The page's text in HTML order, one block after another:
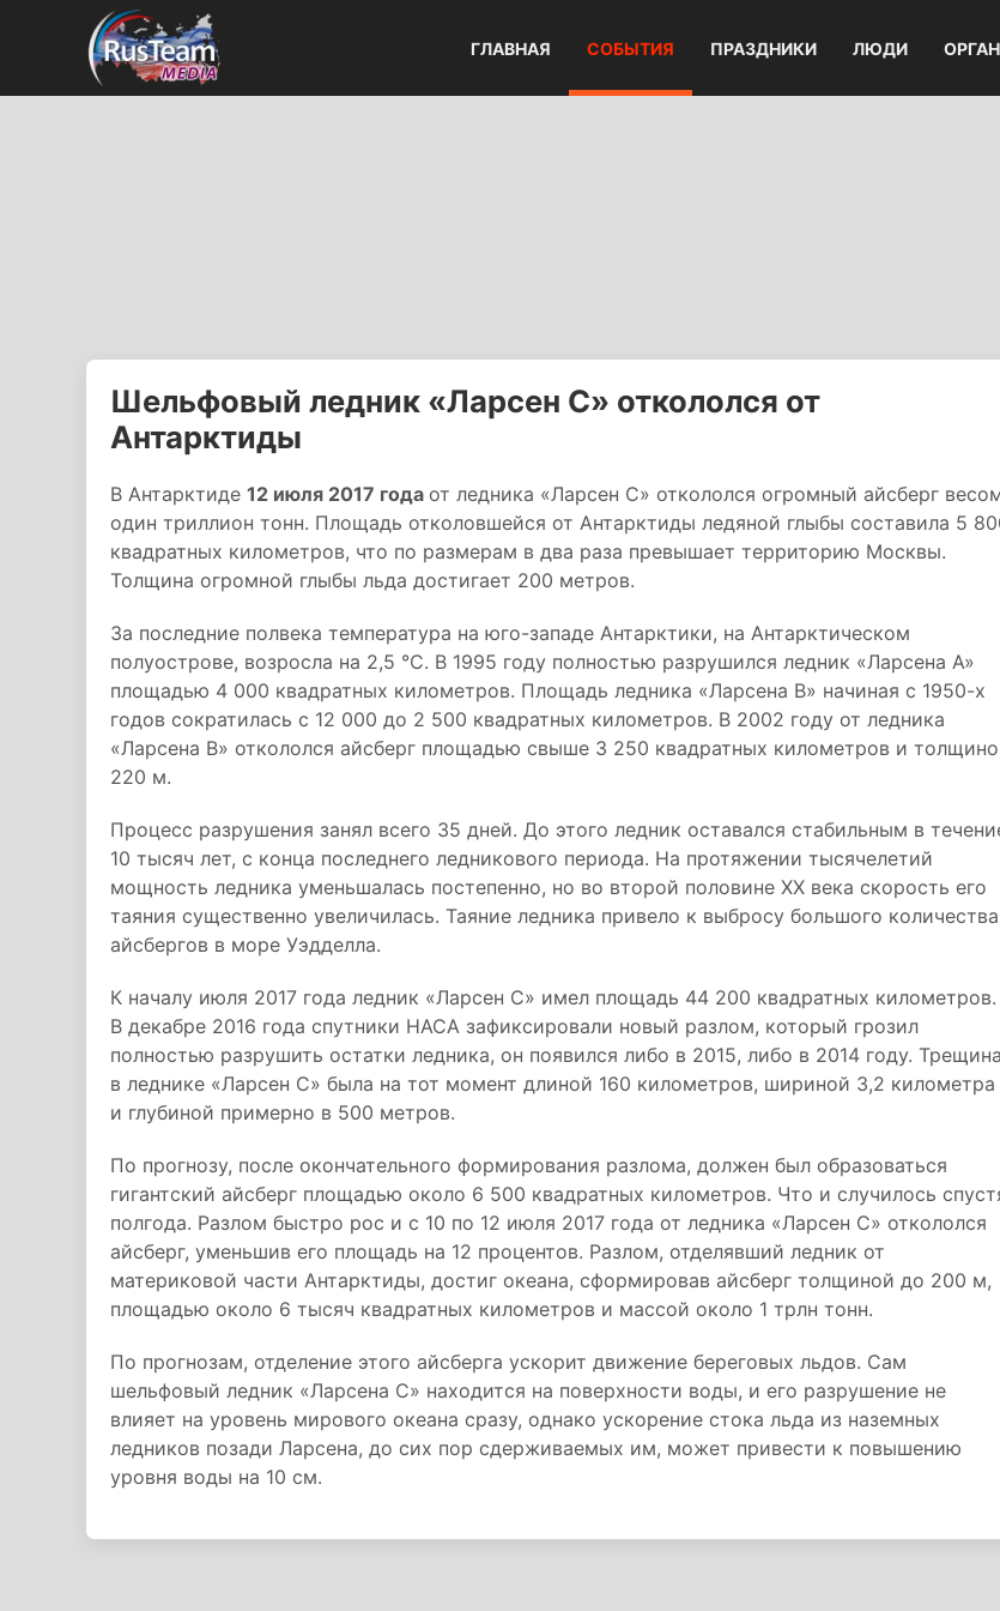
ГЛАВНАЯ СОБЫТИЯ ПРАЗДНИКИ ЛЮДИ
Шельфовый ледник «Ларсен С» откололся от
Антарктиды
В Антарктиде 12 июля 2017 года от ледника «Ларсен С» откололся огромный айсберг
один триллион тонн. Площадь отколовшейся от Антарктиды ледяной глыбы составила 5
квадратных километров, что по размерам в два раза превышает территорию Москвы.
Толщина огромной глыбы льда достигает 200 метров.
За последние полвека температура на юго-западе Антарктики, на Антарктическом
полуострове, возросла на 2,5 °C. В 1995 году полностью разрушился ледник «Ларсена А»
площадью 4 000 квадратных километров. Площадь ледника «Ларсена B» начиная с 1950-х
годов сократилась с 12 000 до 2 500 квадратных километров. В 2002 году от ледника
«Ларсена B» откололся айсберг площадью свыше 3 250 квадратных километров и
220 м.
Процесс разрушения занял всего 35 дней. До этого ледник оставался стабильным в
10 тысяч лет, с конца последнего ледникового периода. На протяжении тысячелетий
мощность ледника уменьшалась постепенно, но во второй половине XX века скорость его
таяния существенно увеличилась. Таяние ледника привело к выбросу большого количества
айсбергов в море Уэдделла.
К началу июля 2017 года ледник «Ларсен С» имел площадь 44 200 квадратных километров.
В декабре 2016 года спутники НАСА зафиксировали новый разлом, который грозил
полностью разрушить остатки ледника, он появился либо в 2015, либо в 2014 году. Трещина
в леднике «Ларсен С» была на тот момент длиной 160 километров, шириной 3,2 километра
и глубиной примерно в 500 метров.
По прогнозу, после окончательного формирования разлома, должен был образоваться
гигантский айсберг площадью около 6 500 квадратных километров. Что и случилось
полгода. Разлом быстро рос и с 10 по 12 июля 2017 года от ледника «Ларсен С» откололся
айсберг, уменьшив его площадь на 12 процентов. Разлом, отделявший ледник от
материковой части Антарктиды, достиг океана, сформировав айсберг толщиной до 200 м,
площадью около 6 тысяч квадратных километров и массой около 1 трлн тонн.
По прогнозам, отделение этого айсберга ускорит движение береговых льдов. Сам
шельфовый ледник «Ларсена С» находится на поверхности воды, и его разрушение не
влияет на уровень мирового океана сразу, однако ускорение стока льда из наземных
ледников позади Ларсена, до сих пор сдерживаемых им, может привести к повышению
уровня воды на 10 см.